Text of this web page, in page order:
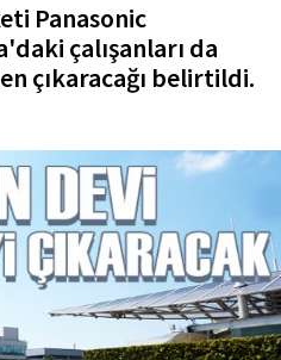
Panasonic
çalışanları da
çıkaracağı belirtildi.